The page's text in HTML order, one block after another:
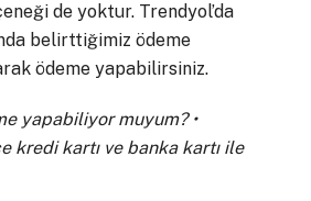
de yoktur. Trendyol’da
belirttiğimiz ödeme
ödeme yapabilirsiniz.
yapabiliyor muyum? •
kredi kartı ve banka kartı ile